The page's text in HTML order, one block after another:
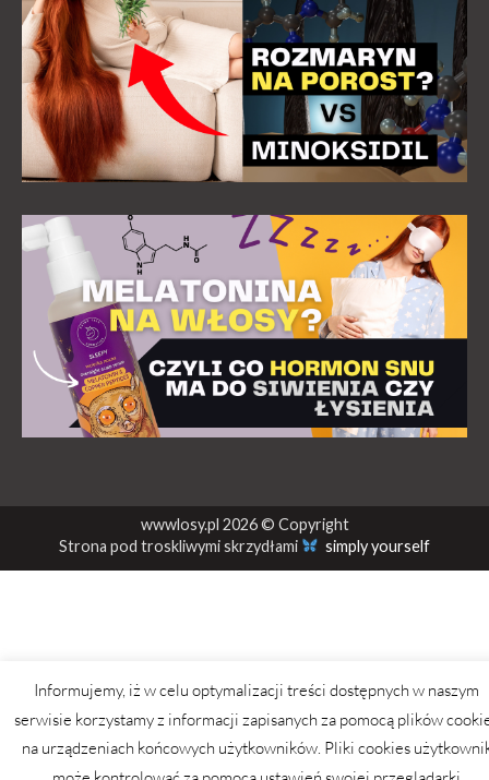
wwwlosy.pl 2026 © Copyright
Strona pod troskliwymi skrzydłami
simply yourself
Informujemy, iż w celu optymalizacji treści dostępnych w naszym
serwisie korzystamy z informacji zapisanych za pomocą plików
na urządzeniach końcowych użytkowników. Pliki cookies